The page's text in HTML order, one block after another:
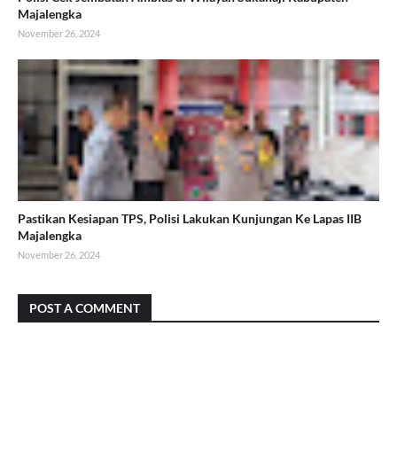
Majalengka
November 26, 2024
Pastikan Kesiapan TPS, Polisi Lakukan Kunjungan Ke Lapas IIB
Majalengka
November 26, 2024
POST A COMMENT